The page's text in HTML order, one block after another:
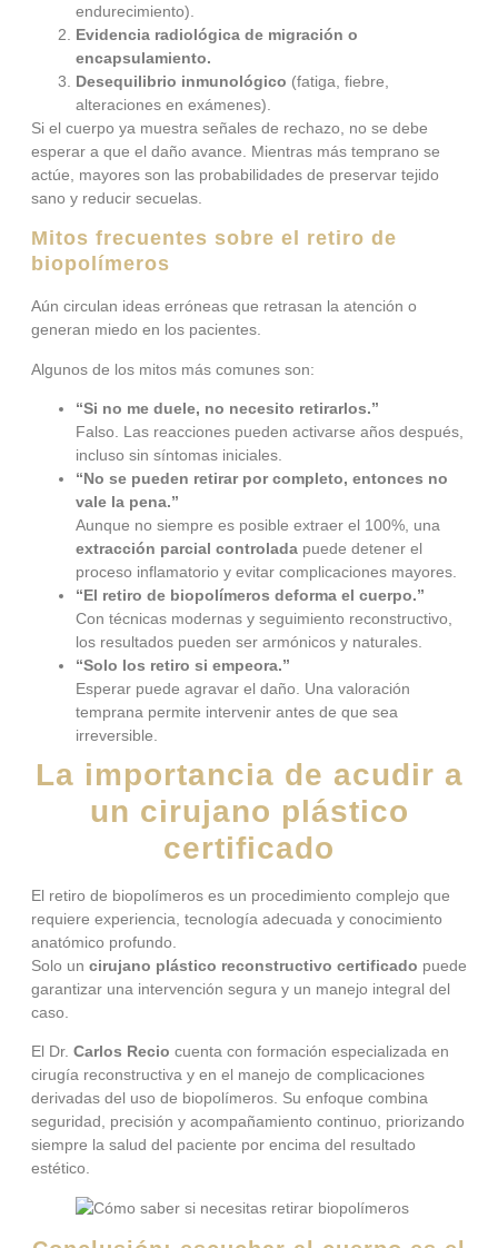
endurecimiento).
Evidencia radiológica de migración o
encapsulamiento.
Desequilibrio inmunológico (fatiga, fiebre,
alteraciones en exámenes).
Si el cuerpo ya muestra señales de rechazo, no se debe
esperar a que el daño avance. Mientras más temprano se
actúe, mayores son las probabilidades de preservar tejido
sano y reducir secuelas.
Mitos frecuentes sobre el retiro de
biopolímeros
Aún circulan ideas erróneas que retrasan la atención o
generan miedo en los pacientes.
Algunos de los mitos más comunes son:
“Si no me duele, no necesito retirarlos.”
Falso. Las reacciones pueden activarse años después,
incluso sin síntomas iniciales.
“No se pueden retirar por completo, entonces no
vale la pena.”
Aunque no siempre es posible extraer el 100%, una
extracción parcial controlada puede detener el
proceso inflamatorio y evitar complicaciones mayores.
“El retiro de biopolímeros deforma el cuerpo.”
Con técnicas modernas y seguimiento reconstructivo,
los resultados pueden ser armónicos y naturales.
“Solo los retiro si empeora.”
Esperar puede agravar el daño. Una valoración
temprana permite intervenir antes de que sea
irreversible.
La importancia de acudir a
un cirujano plástico
certificado
El retiro de biopolímeros es un procedimiento complejo que
requiere experiencia, tecnología adecuada y conocimiento
anatómico profundo.
Solo un cirujano plástico reconstructivo certificado puede
garantizar una intervención segura y un manejo integral del
caso.
El Dr. Carlos Recio cuenta con formación especializada en
cirugía reconstructiva y en el manejo de complicaciones
derivadas del uso de biopolímeros. Su enfoque combina
seguridad, precisión y acompañamiento continuo, priorizando
siempre la salud del paciente por encima del resultado
estético.